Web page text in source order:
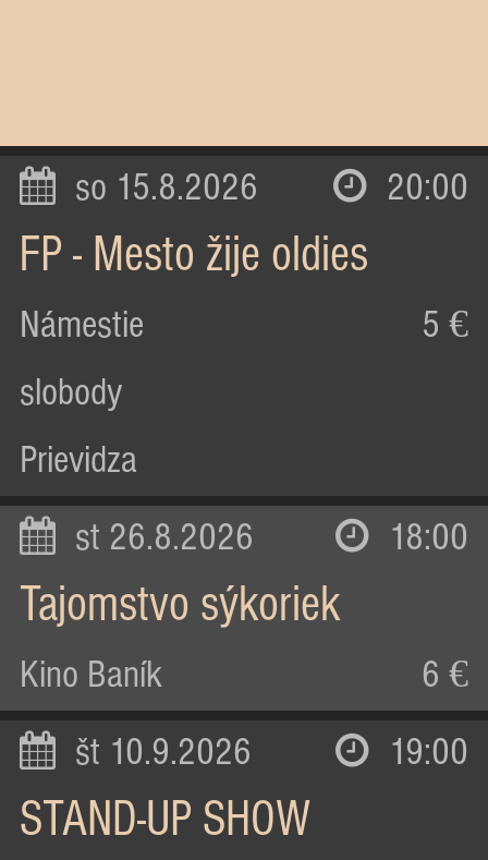
so 15.8.2026 20:00
FP - Mesto žije oldies
Námestie
slobody
Prievidza
5 €
st 26.8.2026 18:00
Tajomstvo sýkoriek
Kino Baník 6 €
št 10.9.2026 19:00
STAND-UP SHOW